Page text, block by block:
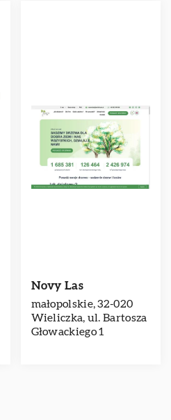
Novy Las
małopolskie, 32-020
Wieliczka, ul. Bartosza
Głowackiego 1